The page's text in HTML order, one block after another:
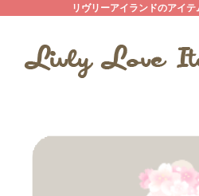
リヴリーアイランドのアイ